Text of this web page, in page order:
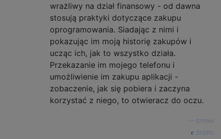
wrażliwy na dział finansowy - od dawna
stosują praktyki dotyczące zakupu
oprogramowania. Siadając z nimi i
pokazując im moją historię zakupów i
ucząc ich, jak to wszystko działa.
Przekazanie im mojego telefonu i
umożliwienie im zakupu aplikacji -
zobaczenie, jak się pobiera i zaczyna
korzystać z niego, to otwieracz do oczu.
bmike
źródło